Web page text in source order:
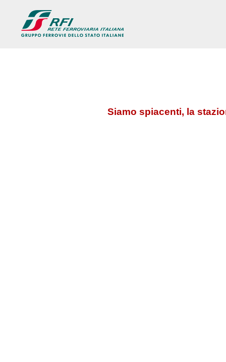
Siamo spiacenti, la